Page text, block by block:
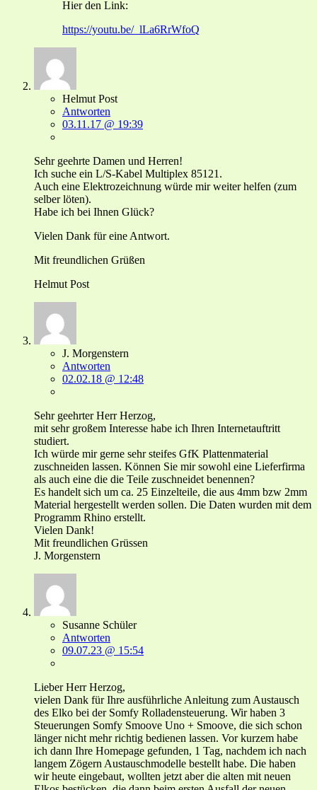
Hier den Link:
https://youtu.be/_lLa6RrWfoQ
Helmut Post
Antworten
03.11.17 @ 19:39
Sehr geehrte Damen und Herren!
Ich suche ein L/S-Kabel Multiplex 85121.
Auch eine Elektrozeichnung würde mir weiter helfen (zum
selber löten).
Habe ich bei Ihnen Glück?
Vielen Dank für eine Antwort.
Mit freundlichen Grüßen
Helmut Post
J. Morgenstern
Antworten
02.02.18 @ 12:48
Sehr geehrter Herr Herzog,
mit sehr großem Interesse habe ich Ihren Internetauftritt
studiert.
Ich würde mir gerne sehr steifes GfK Plattenmaterial
zuschneiden lassen. Können Sie mir sowohl eine Lieferfirma
als auch eine die die Teile zuschneidet benennen?
Es handelt sich um ca. 25 Einzelteile, die aus 4mm bzw 2mm
Material hergestellt werden sollen. Die Daten wurden mit dem
Programm Rhino erstellt.
Vielen Dank!
Mit freundlichen Grüssen
J. Morgenstern
Susanne Schüler
Antworten
09.07.23 @ 15:54
Lieber Herr Herzog,
vielen Dank für Ihre ausführliche Anleitung zum Austausch
des Elko bei der Somfy Rolladensteuerung. Wir haben 3
Steuerungen Somfy Smoove Uno + Smoove, die sich schon
länger nicht mehr richtig bedienen lassen. Vor kurzem habe
ich dann Ihre Homepage gefunden, 1 Tag, nachdem ich nach
langem Zögern Austauschmodelle bestellt habe. Die haben
wir heute eingebaut, wollten jetzt aber die alten mit neuen